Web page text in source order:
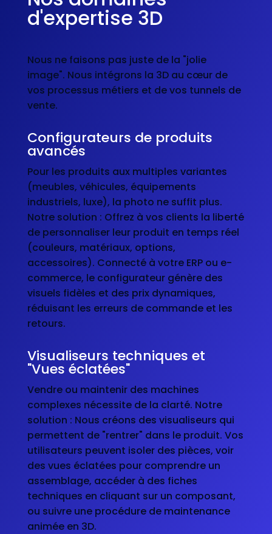
d'expertise 3D
Nous ne faisons pas juste de la "jolie
image". Nous intégrons la 3D au cœur de
vos processus métiers et de vos tunnels de
vente.
Configurateurs de produits
avancés
Pour les produits aux multiples variantes
(meubles, véhicules, équipements
industriels, luxe), la photo ne suffit plus.
Notre solution : Offrez à vos clients la liberté
de personnaliser leur produit en temps réel
(couleurs, matériaux, options,
accessoires). Connecté à votre ERP ou e-
commerce, le configurateur génère des
visuels fidèles et des prix dynamiques,
réduisant les erreurs de commande et les
retours.
Visualiseurs techniques et
"Vues éclatées"
Vendre ou maintenir des machines
complexes nécessite de la clarté. Notre
solution : Nous créons des visualiseurs qui
permettent de "rentrer" dans le produit. Vos
utilisateurs peuvent isoler des pièces, voir
des vues éclatées pour comprendre un
assemblage, accéder à des fiches
techniques en cliquant sur un composant,
ou suivre une procédure de maintenance
animée en 3D.